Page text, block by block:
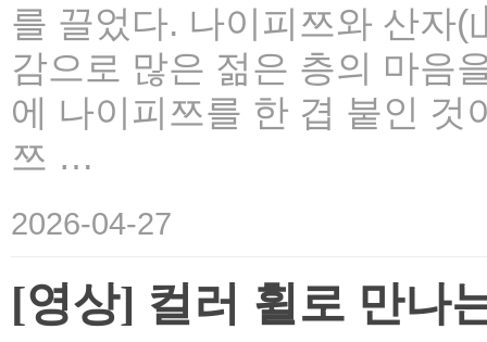
를 끌었다. 나이피쯔와 산자
감으로 많은 젊은 층의 마음
에 나이피쯔를 한 겹 붙인 것
쯔 …
2026-04-27
[영상] 컬러 휠로 만나